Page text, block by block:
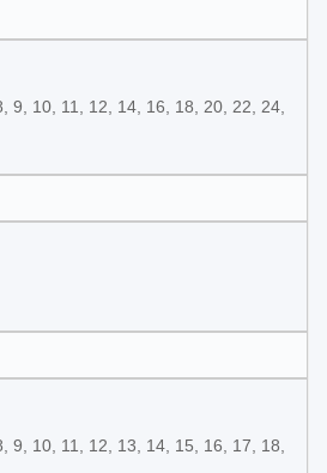
9, 10, 11, 12, 14, 16, 18, 20, 22, 24,
9, 10, 11, 12, 13, 14, 15, 16, 17, 18,